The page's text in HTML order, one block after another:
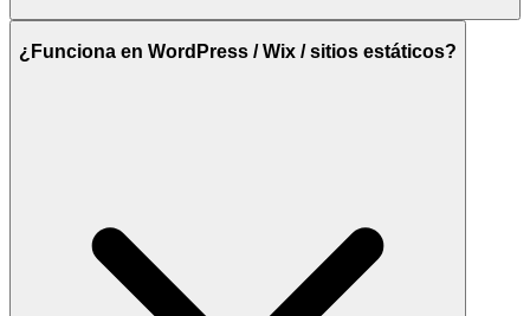
¿Funciona en WordPress / Wix / sitios estáticos?